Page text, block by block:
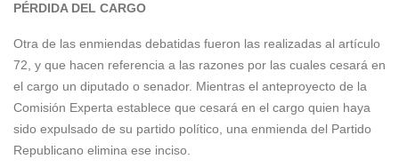
PÉRDIDA DEL CARGO
Otra de las enmiendas debatidas fueron las realizadas al artículo
72, y que hacen referencia a las razones por las cuales cesará en
el cargo un diputado o senador. Mientras el anteproyecto de la
Comisión Experta establece que cesará en el cargo quien haya
sido expulsado de su partido político, una enmienda del Partido
Republicano elimina ese inciso.